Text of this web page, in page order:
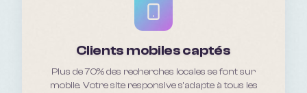
Clients mobiles captés
Plus de 70% des recherches locales se font sur
mobile. Votre site responsive s'adapte à tous les